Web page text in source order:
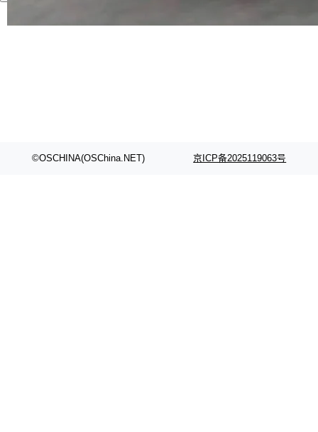
©OSCHINA(OSChina.NET) 京ICP备2025119063号